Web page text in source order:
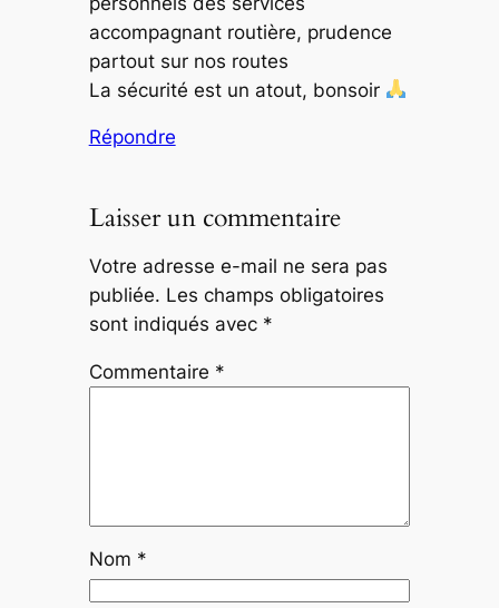
accompagnant routière, prudence
partout sur nos routes
La sécurité est un atout, bonsoir
Répondre
Laisser un commentaire
Votre adresse e-mail ne sera pas
publiée. Les champs obligatoires
sont indiqués avec *
Commentaire *
Nom *